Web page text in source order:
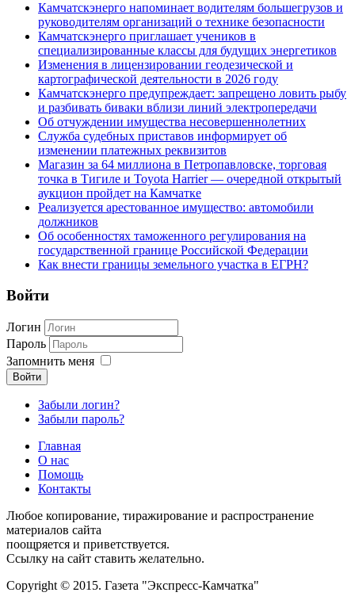
Камчатскэнерго напоминает водителям большегрузов и
руководителям организаций о технике безопасности
Камчатскэнерго приглашает учеников в
специализированные классы для будущих энергетиков
Изменения в лицензировании геодезической и
картографической деятельности в 2026 году
Камчатскэнерго предупреждает: запрещено ловить рыбу
и разбивать биваки вблизи линий электропередачи
Об отчуждении имущества несовершеннолетних
Служба судебных приставов информирует об
изменении платежных реквизитов
Магазин за 64 миллиона в Петропавловске, торговая
точка в Тигиле и Toyota Harrier — очередной открытый
аукцион пройдет на Камчатке
Реализуется арестованное имущество: автомобили
должников
Об особенностях таможенного регулирования на
государственной границе Российской Федерации
Как внести границы земельного участка в ЕГРН?
Войти
Логин
Пароль
Запомнить меня
Войти
Забыли логин?
Забыли пароль?
Главная
О нас
Помощь
Контакты
Любое копирование, тиражирование и распространение
материалов сайта
поощряется и приветствуется.
Ссылку на сайт ставить желательно.
Copyright © 2015. Газета "Экспресс-Камчатка"